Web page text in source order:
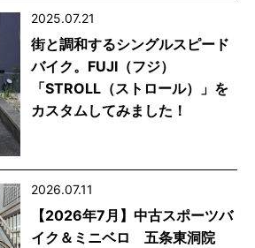
2025.07.21
街と調和するシングルスピード
バイク。FUJI（フジ）
「STROLL（ストロール）」を
カスタムしてみました！
2026.07.11
【2026年7月】中古スポーツバ
イク＆ミニベロ 五条東洞院